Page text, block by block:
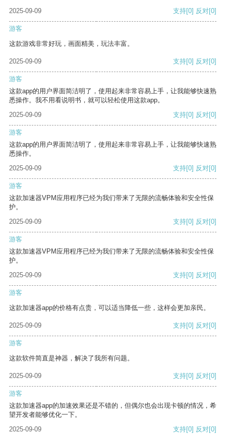
2025-09-09 支持[0] 反对[0]
游客
这款游戏非常好玩，画面精美，玩法丰富。
2025-09-09 支持[0] 反对[0]
游客
这款app的用户界面简洁明了，使用起来非常容易上手，让我能够快速熟
悉操作。我不用看说明书，就可以轻松使用这款app。
2025-09-09
支持[0] 反对[0]
游客
这款app的用户界面简洁明了，使用起来非常容易上手，让我能够快速熟
悉操作。
2025-09-09
支持[0] 反对[0]
游客
这款加速器VPM应用程序已经为我们带来了无限的流畅体验和安全性保
护。
2025-09-09
支持[0] 反对[0]
游客
这款加速器VPM应用程序已经为我们带来了无限的流畅体验和安全性保
护。
2025-09-09
支持[0] 反对[0]
游客
这款加速器app的价格有点贵，可以适当降低一些，这样会更加亲民。
2025-09-09 支持[0] 反对[0]
游客
这款软件简直是神器，解决了我所有问题。
2025-09-09 支持[0] 反对[0]
游客
这款加速器app的加速效果还是不错的，但偶尔也会出现卡顿的情况，希
望开发者能够优化一下。
2025-09-09
支持[0] 反对[0]